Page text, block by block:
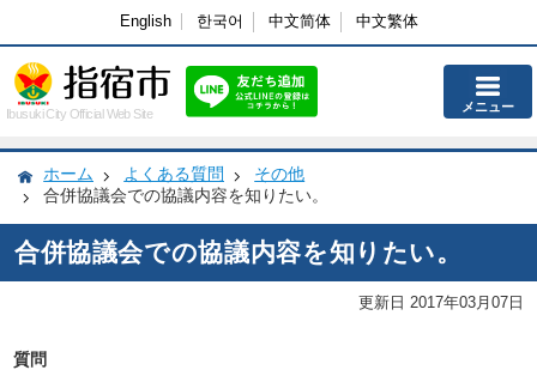
English 한국어 中文简体 中文繁体
Ibusuki City Official Web Site メニュー
ホーム よくある質問
その他
合併協議会での協議内容を知りたい。
合併協議会での協議内容を知りたい。
更新日 2017年03月07日
質問